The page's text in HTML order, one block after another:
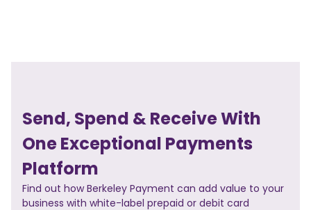
Send, Spend & Receive With
One Exceptional Payments
Platform
Find out how Berkeley Payment can add value to your
business with white-label prepaid or debit card